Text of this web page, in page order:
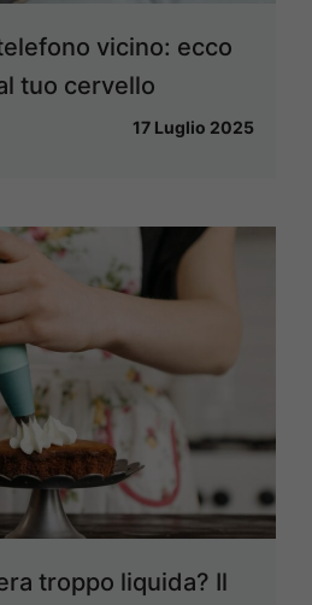
vicino: ecco
tuo cervello
17 Luglio 2025
troppo liquida? Il